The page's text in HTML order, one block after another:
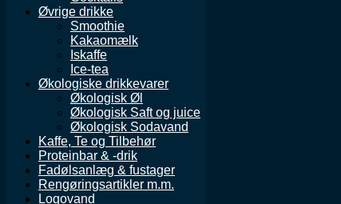
Øvrige drikke
Smoothie
Kakaomælk
Iskaffe
Ice-tea
Økologiske drikkevarer
Økologisk Øl
Økologisk Saft og juice
Økologisk Sodavand
Kaffe, Te og Tilbehør
Proteinbar & -drik
Fadølsanlæg & fustager
Rengøringsartikler m.m.
Logovand